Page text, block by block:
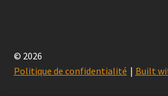
© 2026
Politique de confidentialité
Built